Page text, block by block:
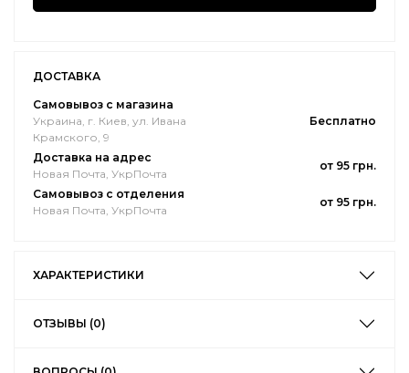
ДОСТАВКА
Самовывоз с магазина
Украина, г. Киев, ул. Ивана
Крамского, 9
Бесплатно
Доставка на адрес
Новая Почта, УкрПочта
от 95 грн.
Самовывоз с отделения
Новая Почта, УкрПочта
от 95 грн.
ХАРАКТЕРИСТИКИ
ОТЗЫВЫ (0)